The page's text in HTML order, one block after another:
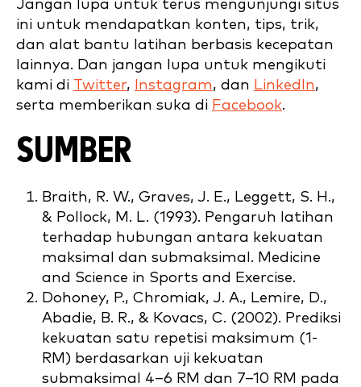
Jangan lupa untuk terus mengunjungi situs
ini untuk mendapatkan konten, tips, trik,
dan alat bantu latihan berbasis kecepatan
lainnya. Dan jangan lupa untuk mengikuti
kami di Twitter, Instagram, dan LinkedIn,
serta memberikan suka di Facebook.
SUMBER
Braith, R. W., Graves, J. E., Leggett, S. H.,
& Pollock, M. L. (1993). Pengaruh latihan
terhadap hubungan antara kekuatan
maksimal dan submaksimal. Medicine
and Science in Sports and Exercise.
Dohoney, P., Chromiak, J. A., Lemire, D.,
Abadie, B. R., & Kovacs, C. (2002). Prediksi
kekuatan satu repetisi maksimum (1-
RM) berdasarkan uji kekuatan
submaksimal 4–6 RM dan 7–10 RM pada